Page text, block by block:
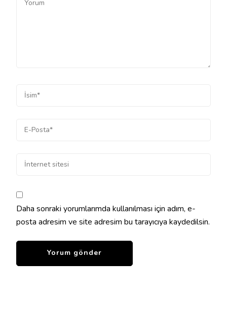
Daha sonraki yorumlarımda kullanılması için adım, e-
posta adresim ve site adresim bu tarayıcıya kaydedilsin.